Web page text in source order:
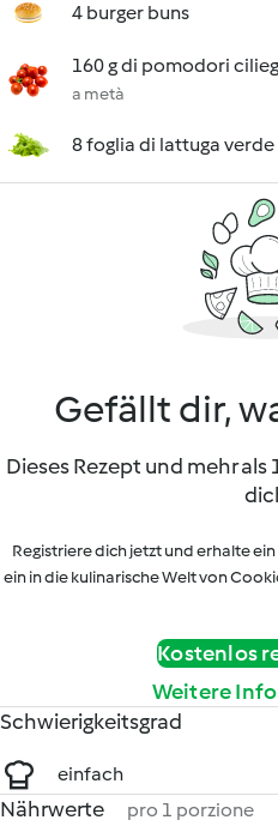
4 burger buns
160 g di pomodori
a metà
8 foglia di lattuga verde
Gefällt dir,
Dieses Rezept und mehr
Registriere dich jetzt und erhalte
ein in die kulinarische Welt von
Kostenlos
Weitere
Schwierigkeitsgrad
einfach
Nährwerte pro 1 porzione